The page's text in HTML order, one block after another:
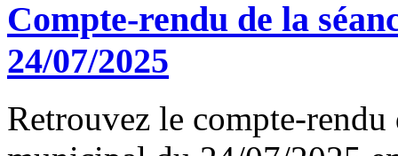
Compte-rendu de la
24/07/2025
Retrouvez le compte-rendu